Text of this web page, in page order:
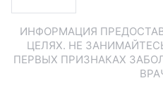
ИНФОРМАЦИЯ
ЦЕЛЯХ. НЕ
ПЕРВЫХ ПРИЗНАКАХ